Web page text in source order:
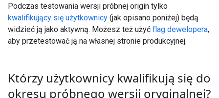
Podczas testowania wersji próbnej origin tylko
kwalifikujący się użytkownicy (jak opisano poniżej) będą
widzieć ją jako aktywną. Możesz też użyć flag dewelopera,
aby przetestować ją na własnej stronie produkcyjnej.
Którzy użytkownicy kwalifikują się do
okresu próbnego wersji oryginalnej?